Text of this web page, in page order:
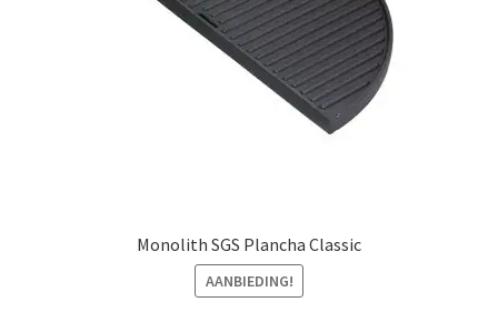
Monolith SGS Plancha Classic
AANBIEDING!